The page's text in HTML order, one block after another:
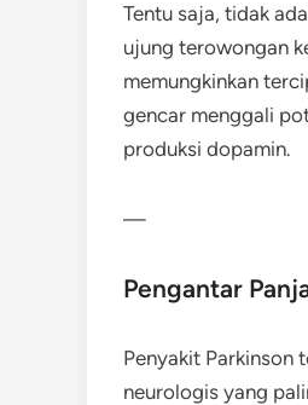
Tentu saja, tidak
ujung terowongan
memungkinkan
gencar menggali
produksi dopamin.
—
Pengantar
Penyakit Parkinson
neurologis yang